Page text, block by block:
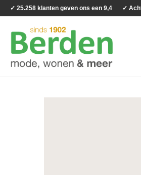
✓ 25.258 klanten geven ons een 9,4 ✓